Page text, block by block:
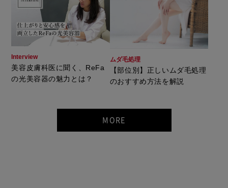
Interview
美容皮膚科医に聞く、ReFa
の光美容器の魅力とは？
ムダ毛処理
【部位別】正しいムダ毛処理
のおすすめ方法を解説
MORE